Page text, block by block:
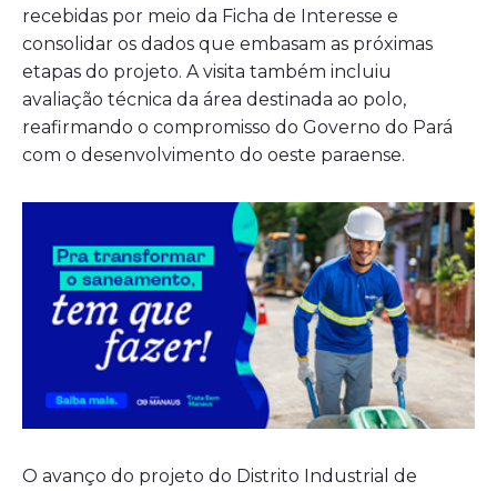
recebidas por meio da Ficha de Interesse e
consolidar os dados que embasam as próximas
etapas do projeto. A visita também incluiu
avaliação técnica da área destinada ao polo,
reafirmando o compromisso do Governo do Pará
com o desenvolvimento do oeste paraense.
O avanço do projeto do Distrito Industrial de